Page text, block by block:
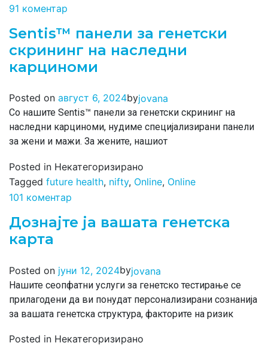
91 коментар
Sentis™ панели за генетски
скрининг на наследни
карциноми
Posted on август 6, 2024byjovana
Со нашите Sentis™ панели за генетски скрининг на
наследни карциноми, нудиме специјализирани панели
за жени и мажи. За жените, нашиот
Posted in Некатегоризирано
Tagged future health, nifty, Online, Online
101 коментар
Дознајте ја вашата генетска
карта
Posted on јуни 12, 2024byjovana
Нашите сеопфатни услуги за генетско тестирање се
прилагодени да ви понудат персонализирани сознанија
за вашата генетска структура, факторите на ризик
Posted in Некатегоризирано